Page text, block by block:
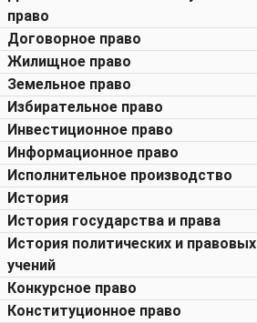
право
Договорное право
Жилищное право
Земельное право
Избирательное право
Инвестиционное право
Информационное право
Исполнительное производство
История
История государства и права
История политических и правовых
учений
Конкурсное право
Конституционное право